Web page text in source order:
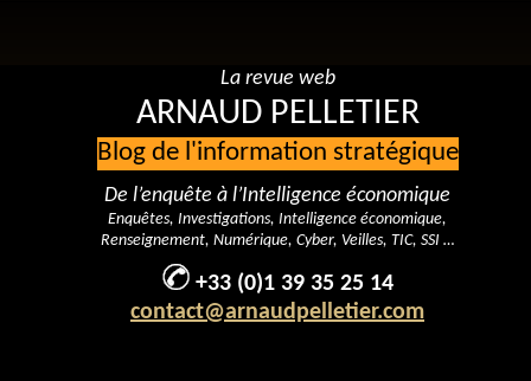
La revue web
ARNAUD PELLETIER
Blog de l'information stratégique
De l’enquête à l’Intelligence économique
Enquêtes, Investigations, Intelligence économique,
Renseignement, Numérique, Cyber, Veilles, TIC, SSI …
+33 (0)1 39 35 25 14
contact@arnaudpelletier.com